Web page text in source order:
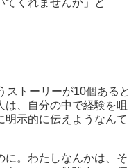
てくれませんか」と
トーリーが10個あると
、自分の中で経験を咀
明示的に伝えようなんて
。わたしなんかは、そ